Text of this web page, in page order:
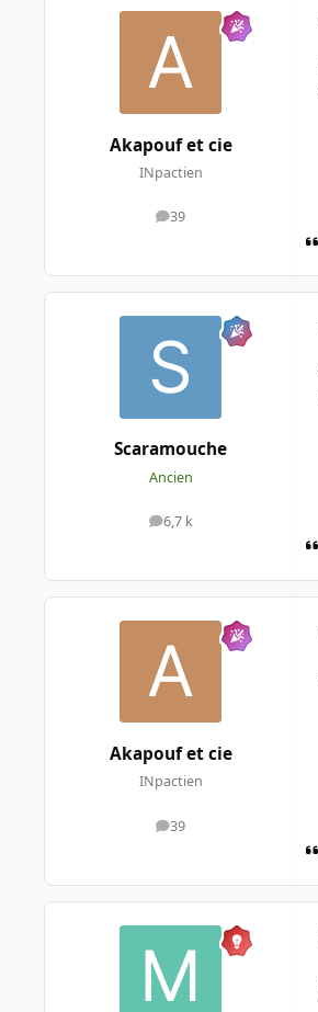
Akapouf et cie
INpactien
39
messages
Scaramouche
Ancien
6,7 k
messages
Akapouf et cie
INpactien
39
messages